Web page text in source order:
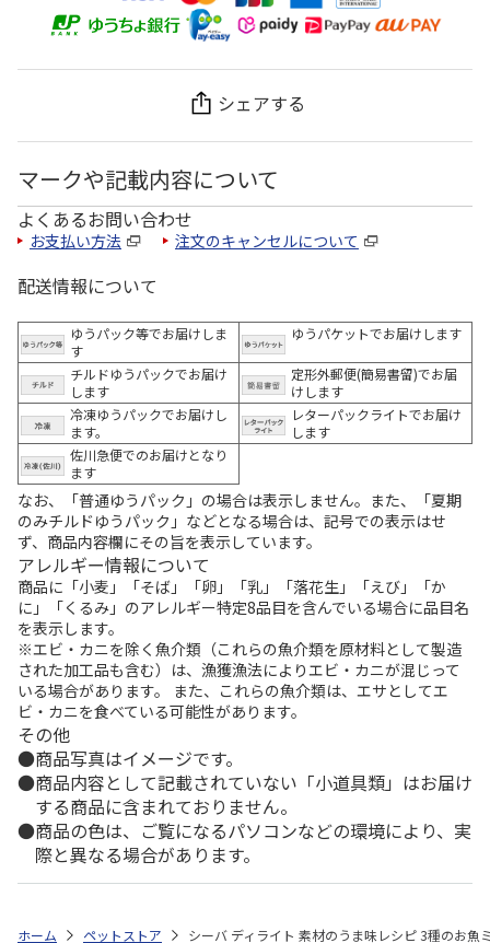
シェアする
マークや記載内容について
よくあるお問い合わせ
お支払い方法 注文のキャンセルについて
配送情報について
ゆうパック等でお届けしま
す
ゆうパケットでお届けします
チルドゆうパックでお届け
します
定形外郵便(簡易書留)でお届
けします
冷凍ゆうパックでお届けし
ます。
レターパックライトでお届け
します
佐川急便でのお届けとなり
ます
なお、「普通ゆうパック」の場合は表示しません。また、「夏期
のみチルドゆうパック」などとなる場合は、記号での表示はせ
ず、商品内容欄にその旨を表示しています。
アレルギー情報について
商品に「小麦」「そば」「卵」「乳」「落花生」「えび」「か
に」「くるみ」のアレルギー特定8品目を含んでいる場合に品目名
を表示します。
※エビ・カニを除く魚介類（これらの魚介類を原材料として製造
された加工品も含む）は、漁獲漁法によりエビ・カニが混じって
いる場合があります。 また、これらの魚介類は、エサとしてエ
ビ・カニを食べている可能性があります。
その他
商品写真はイメージです。
商品内容として記載されていない「小道具類」はお届け
する商品に含まれておりません。
商品の色は、ご覧になるパソコンなどの環境により、実
際と異なる場合があります。
ホーム ペットストア シーバ ディライト 素材のうま味レシピ 3種のお